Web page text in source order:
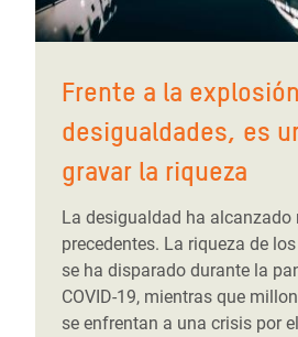
Frente a la
desigualdades, es
gravar la riqueza
La desigualdad ha alcanzado
precedentes. La riqueza de
se ha disparado durante la
COVID-19, mientras que
se enfrentan a una crisis por